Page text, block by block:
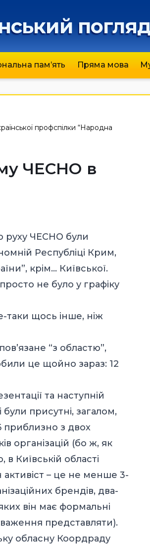
пам’ять Пряма мова
профспілки “Народна
ЧЕСНО в
руху ЧЕСНО були
Республіці Крим,
крім… Київської.
не було у графіку
таки щось інше, ніж
“з областю”,
це щойно зараз: 12
та наступній
були присутні, загалом,
приблизно з двох
організацій (бо ж, як
в Київській області
активіст – це не менше 3-
брендів, два-
він має формальні
представляти).
обласну Коордраду